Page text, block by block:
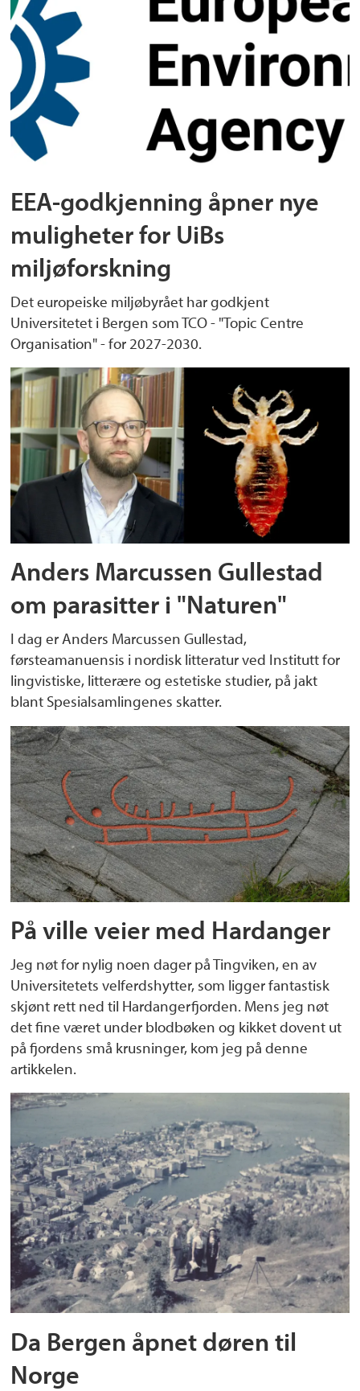
EEA-godkjenning åpner nye
muligheter for UiBs
miljøforskning
Det europeiske miljøbyrået har godkjent
Universitetet i Bergen som TCO - "Topic Centre
Organisation" - for 2027-2030.
Anders Marcussen Gullestad
om parasitter i "Naturen"
I dag er Anders Marcussen Gullestad,
førsteamanuensis i nordisk litteratur ved Institutt for
lingvistiske, litterære og estetiske studier, på jakt
blant Spesialsamlingenes skatter.
På ville veier med Hardanger
Jeg nøt for nylig noen dager på Tingviken, en av
Universitetets velferdshytter, som ligger fantastisk
skjønt rett ned til Hardangerfjorden. Mens jeg nøt
det fine været under blodbøken og kikket dovent ut
på fjordens små krusninger, kom jeg på denne
artikkelen.
Da Bergen åpnet døren til
Norge